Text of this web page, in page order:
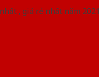
, giá rẻ nhất năm 2021